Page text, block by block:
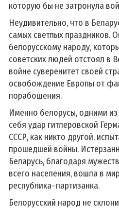
которую бы не затронула
Неудивительно, что в
самых светлых праздников.
белорусскому народу,
советских людей отстоял в
войне суверенитет своей
освобождение Европы от
порабощения.
Именно белорусы, одними
себя удар гитлеровской
СССР, как никто другой,
прошедшей войны.
Беларусь, благодаря
всего населения, вошла в
республика–партизанка.
Белорусский народ не